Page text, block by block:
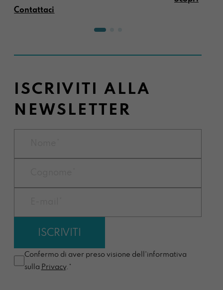
Contattaci
ISCRIVITI ALLA
NEWSLETTER
Confermo di aver preso visione dell'informativa
sulla Privacy.*